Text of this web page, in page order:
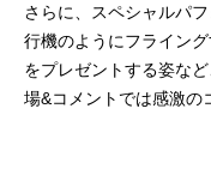
さらに、スペシャルパ
行機のようにフライン
をプレゼントする姿な
場&コメントでは感激の